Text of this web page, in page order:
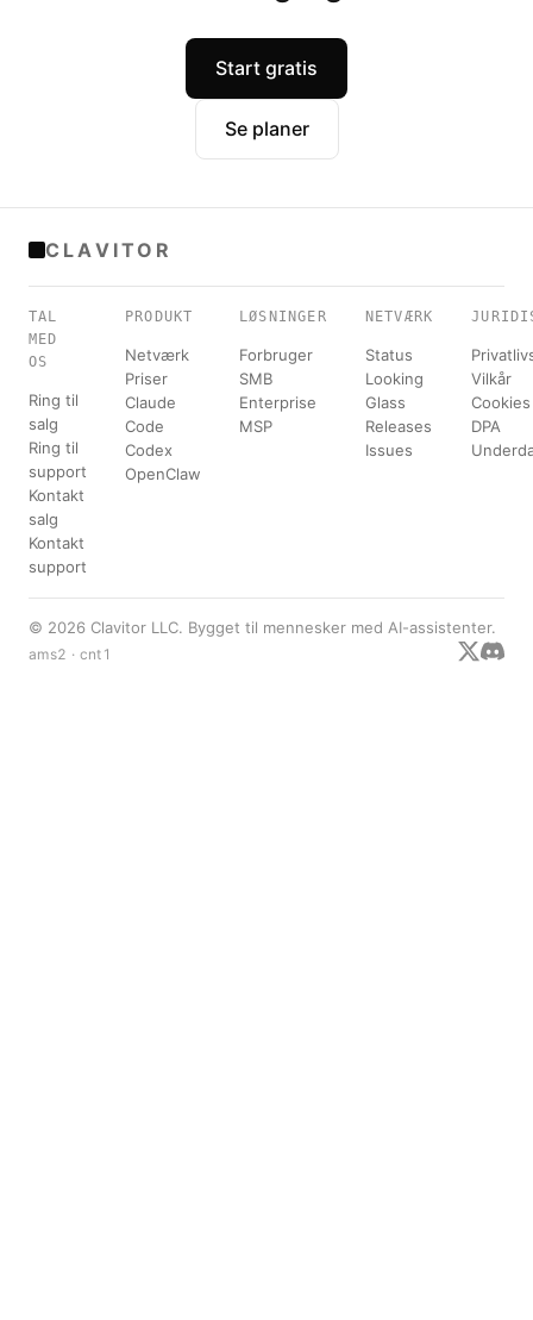
Start gratis
Se planer
CLAVITOR
TAL
MED
OS
Ring til
salg
Ring til
support
Kontakt
salg
Kontakt
support
PRODUKT
Netværk
Priser
Claude
Code
Codex
OpenClaw
LØSNINGER
Forbruger
SMB
Enterprise
MSP
NETVÆRK
Status
Looking
Glass
Releases
Issues
Vilkår
Cookies
DPA
© 2026 Clavitor LLC. Bygget til mennesker med AI-assistenter.
ams2 · cnt1